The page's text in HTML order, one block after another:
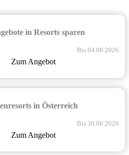
in Resorts sparen
Zum Angebot
Bis 04.08.2026
in Österreich
Zum Angebot
Bis 30.06.2026